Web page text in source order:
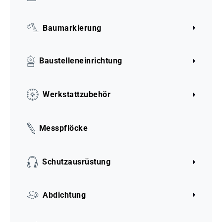
Baumarkierung
Baustelleneinrichtung
Werkstattzubehör
Messpflöcke
Schutzausrüstung
Abdichtung